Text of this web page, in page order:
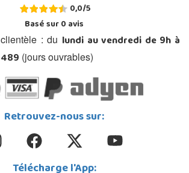
0,0/5
Basé sur0avis
: du lundi au vendredi de 9h à
(jours ouvrables)
Retrouvez-nous sur: